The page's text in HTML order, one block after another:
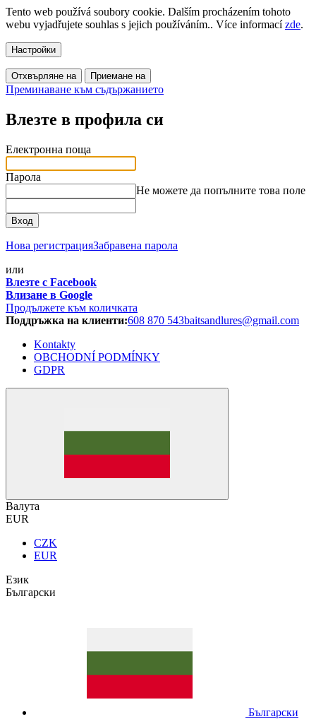
Tento web používá soubory cookie. Dalším procházením tohoto
webu vyjadřujete souhlas s jejich používáním.. Více informacízde.
Настройки
Отхвърляне на Приемане на
Преминаване към съдържанието
Влезте в профила си
Електронна поща
Парола
Не можете да попълните това поле
Вход
Нова регистрацияЗабравена парола
или
Влезте с Facebook
Влизане в Google
Продължете към количката
Поддръжка на клиенти:608 870 543baitsandlures@gmail.com
Kontakty
OBCHODNÍ PODMÍNKY
GDPR
Валута
EUR
CZK
EUR
Език
Български
Български